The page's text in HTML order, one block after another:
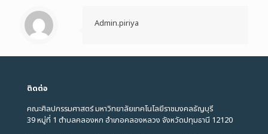
Admin.piriya
ติดต่อ
คณะศิลปกรรมศาสตร์ มหาวิทยาลัยเทคโนโลยีราชมงคลธัญบุรี
39 หมู่ที่ 1 ตำบลคลองหก อำเภอคลองหลวง จังหวัดปทุมธานี 12120